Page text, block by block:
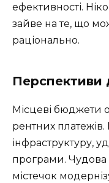
ефективності.
зайве на те, що
раціонально.
Перспективи
Місцеві бюджети
рентних
інфраструктуру,
програми.
містечок